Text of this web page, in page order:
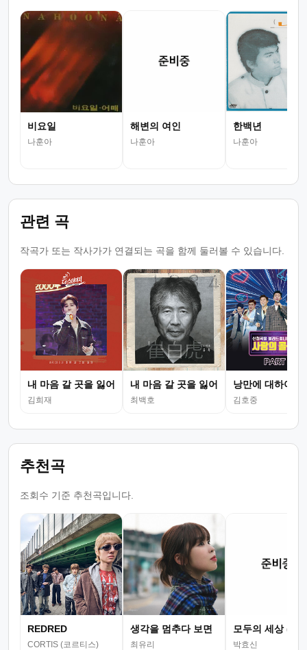
비요일
나훈아
해변의 여인
나훈아
한백년
나훈아
관련 곡
작곡가 또는 작사가가 연결되는 곡을 함께 둘러볼 수 있습니다.
내 마음 갈 곳을 잃어
김희재
내 마음 갈 곳을 잃어
최백호
낭만에 대하여
김호중
추천곡
조회수 기준 추천곡입니다.
REDRED
CORTIS (코르티스)
생각을 멈추다 보면
최유리
모두의 세상 (뮤
박효신